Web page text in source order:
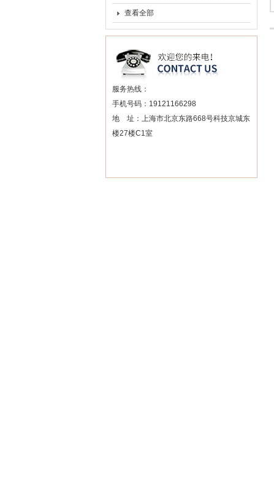
件
查看全部
服务热线：
手机号码：19121166298
地 址：上海市北京东路668号科技京城东
楼27楼C1室